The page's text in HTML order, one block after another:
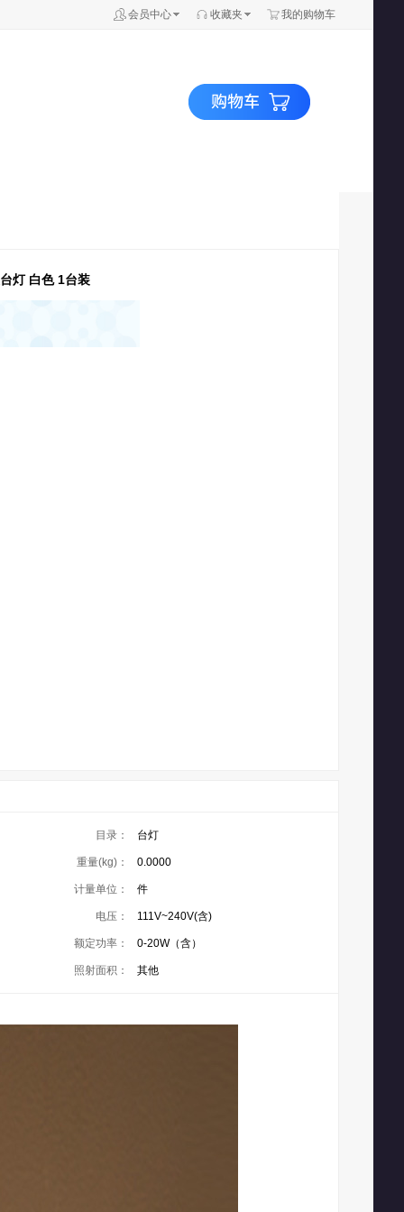
会员中心 收藏夹 我的购物车
灯 白色 1台装
目录： 台灯
重量(kg)： 0.0000
计量单位： 件
电压： 111V~240V(含)
额定功率： 0-20W（含）
照射面积： 其他